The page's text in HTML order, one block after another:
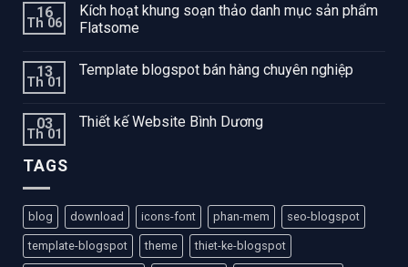
16
Th 06
Kích hoạt khung soạn thảo danh mục sản phẩm
Flatsome
13
Th 01
Template blogspot bán hàng chuyên nghiệp
03
Th 01
Thiết kế Website Bình Dương
TAGS
blog download icons-font phan-mem seo-blogspot
template-blogspot theme thiet-ke-blogspot